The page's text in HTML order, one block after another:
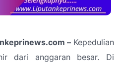
– Kepedulian
dari anggaran besar. Di